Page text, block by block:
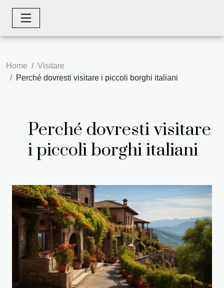
Home
Visitare
Perché dovresti visitare i piccoli borghi italiani
Perché dovresti visitare
i piccoli borghi italiani